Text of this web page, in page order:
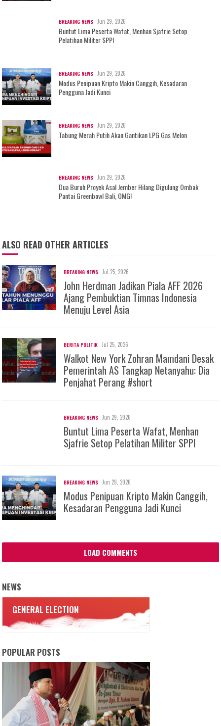
BREAKING NEWS Jun 29, 2026
Buntut Lima Peserta Wafat, Menhan Sjafrie Setop
Pelatihan Militer SPPI
BREAKING NEWS Jun 29, 2026
Modus Penipuan Kripto Makin Canggih, Kesadaran
Pengguna Jadi Kunci
BREAKING NEWS Jun 29, 2026
Tabung Merah Putih Akan Gantikan LPG Gas Melon
BREAKING NEWS Jun 29, 2026
Dua Buruh Proyek Asal Jember Hilang Digulung Ombak
Pantai Greenbowl Bali, OMG!
ALSO READ OTHER ARTICLES
BREAKING NEWS Jul 25, 2026
John Herdman Jadikan Piala AFF 2026
Ajang Pembuktian Timnas Indonesia
Menuju Level Asia
BERITA POLITIK Jul 25, 2026
Walkot New York Zohran Mamdani Desak
Pemerintah AS Tangkap Netanyahu: Dia
Penjahat Perang #short
BREAKING NEWS Jun 29, 2026
Buntut Lima Peserta Wafat, Menhan
Sjafrie Setop Pelatihan Militer SPPI
BREAKING NEWS Jun 29, 2026
Modus Penipuan Kripto Makin Canggih,
Kesadaran Pengguna Jadi Kunci
LOAD COMMENTS
NEWS
GENERAL ELECTION
POPULAR POSTS